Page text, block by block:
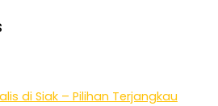
di Siak – Pilihan Terjangkau